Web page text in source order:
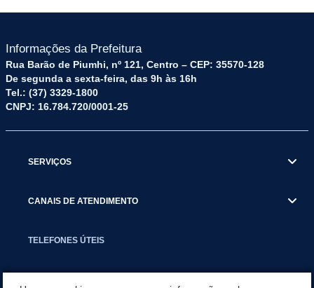
Informações da Prefeitura
Rua Barão de Piumhi, nº 121, Centro – CEP: 35570-128
De segunda a sexta-feira, das 9h às 16h
Tel.: (37) 3329-1800
CNPJ: 16.784.720/0001-25
SERVIÇOS
CANAIS DE ATENDIMENTO
TELEFONES ÚTEIS